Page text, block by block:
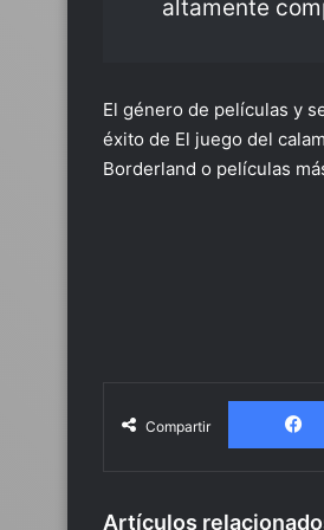
altamente
El género de películas y
éxito de El juego del
Borderland o películas
Compartir
Artículos